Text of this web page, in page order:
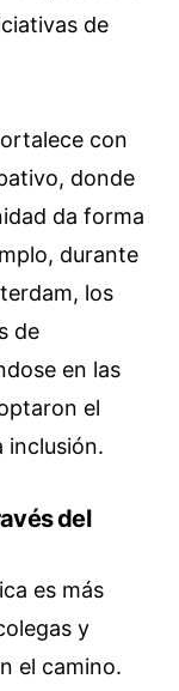
de
con
donde
da forma
durante
los
de
en las
el
inclusión.
del
es más
y
el camino.